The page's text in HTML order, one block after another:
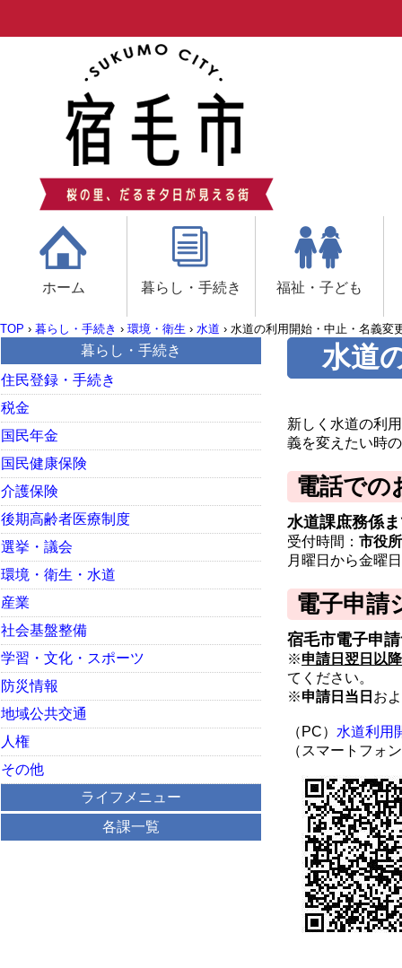
ホーム 暮らし・手続き 福祉・子ども
TOP › 暮らし・手続き › 環境・衛生 › 水道 › 水道の利用開始・中止・名義変
水道
新しく水道の利
義を変えたい時
電話での
水道課庶務係
受付時間： 市役
月曜日から金曜
電子申請
宿毛市電子申
※申請日翌日以
てください。
※申請日当日 お
（PC） 水道利用
（スマートフォ
暮らし・手続き
住民登録・手続き
税金
国民年金
国民健康保険
介護保険
後期高齢者医療制度
選挙・議会
環境・衛生・水道
産業
社会基盤整備
学習・文化・スポーツ
防災情報
地域公共交通
人権
その他
ライフメニュー
各課一覧